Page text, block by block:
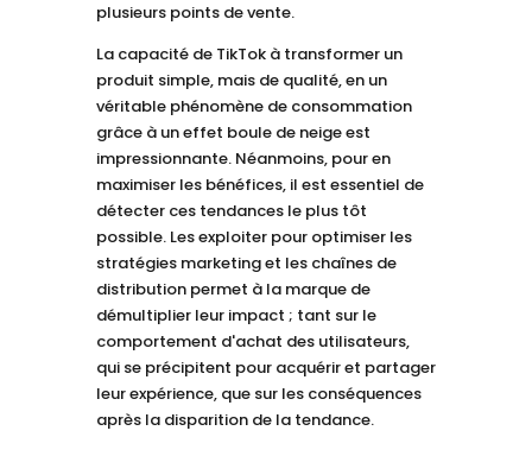
plusieurs points de vente.
La capacité de TikTok à transformer un
produit simple, mais de qualité, en un
véritable phénomène de consommation
grâce à un effet boule de neige est
impressionnante. Néanmoins, pour en
maximiser les bénéfices, il est essentiel de
détecter ces tendances le plus tôt
possible. Les exploiter pour optimiser les
stratégies marketing et les chaînes de
distribution permet à la marque de
démultiplier leur impact ; tant sur le
comportement d'achat des utilisateurs,
qui se précipitent pour acquérir et partager
leur expérience, que sur les conséquences
après la disparition de la tendance.